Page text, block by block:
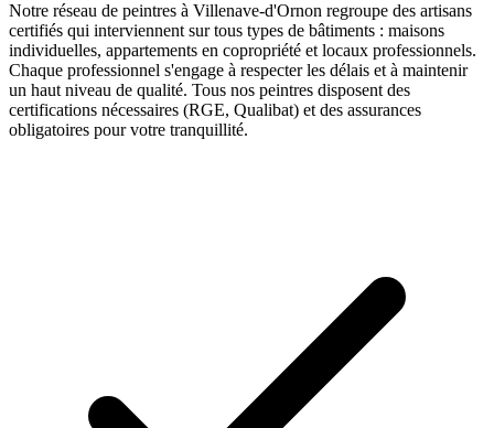
Notre réseau de peintres à Villenave-d'Ornon regroupe des artisans
certifiés qui interviennent sur tous types de bâtiments : maisons
individuelles, appartements en copropriété et locaux professionnels.
Chaque professionnel s'engage à respecter les délais et à maintenir
un haut niveau de qualité. Tous nos peintres disposent des
certifications nécessaires (RGE, Qualibat) et des assurances
obligatoires pour votre tranquillité.